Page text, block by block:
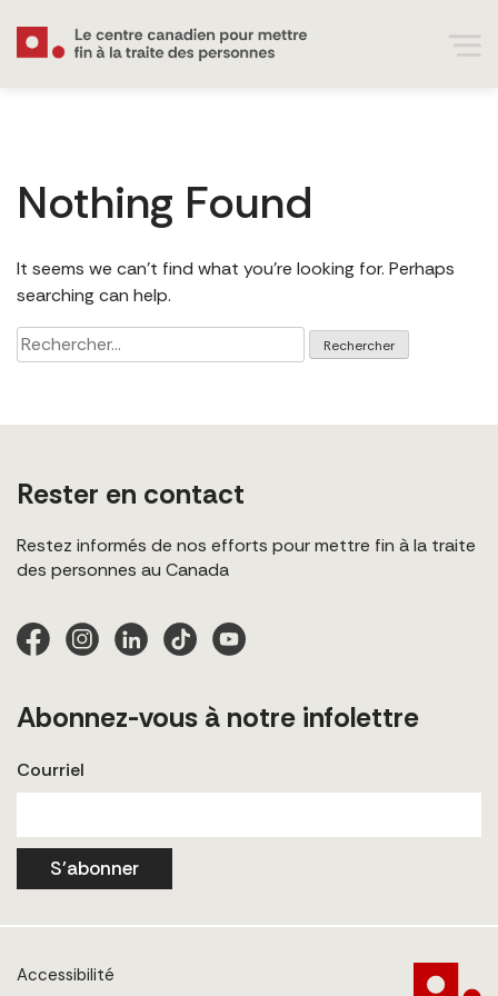
Nothing Found
It seems we can’t find what you’re looking for. Perhaps
searching can help.
Rechercher :
Rester en contact
Restez informés de nos efforts pour mettre fin à la traite
des personnes au Canada
Abonnez-vous à notre infolettre
Courriel
S'abonner
Accessibilité